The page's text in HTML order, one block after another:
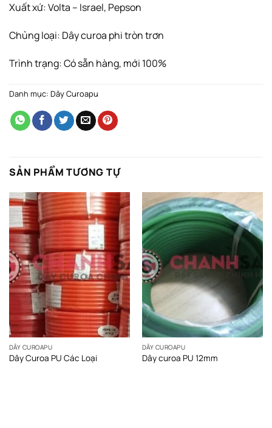
Xuất xứ: Volta – Israel, Pepson
Chủng loại: Dây curoa phi tròn trơn
Trình trạng: Có sẵn hàng, mới 100%
Danh mục: Dây Curoapu
SẢN PHẨM TƯƠNG TỰ
DÂY CUROAPU
Dây Curoa PU Các Loại
DÂY CUROAPU
Dây curoa PU 12mm